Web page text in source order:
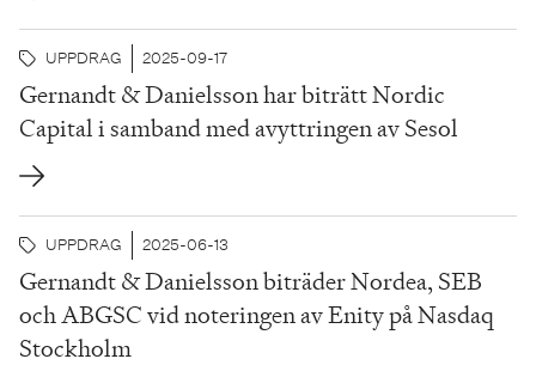
UPPDRAG 2025-09-17
Gernandt & Danielsson har biträtt Nordic
Capital i samband med avyttringen av Sesol
UPPDRAG 2025-06-13
Gernandt & Danielsson biträder Nordea, SEB
och ABGSC vid noteringen av Enity på Nasdaq
Stockholm